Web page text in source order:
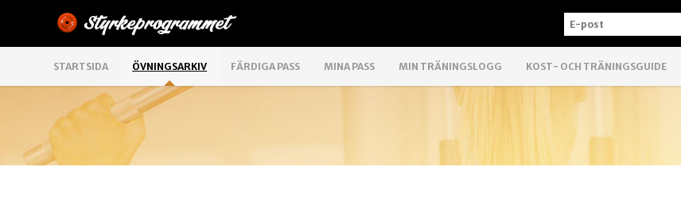
E-
STARTSIDA ÖVNINGSARKIV FÄRDIGA PASS MINA PASS MIN TRÄNINGSLOGG KOST- OCH TRÄNINGSGUIDE